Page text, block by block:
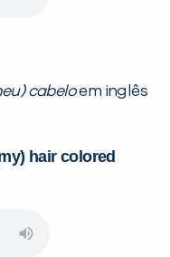
cabeloem inglês
hair colored